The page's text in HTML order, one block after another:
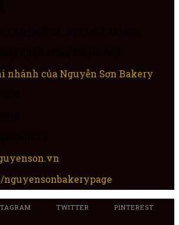
nhánh của Nguyễn Sơn Bakery
nguyensonbakerypage
TWITTER
PINTEREST